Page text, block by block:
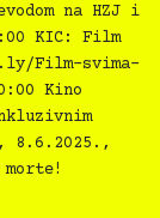
na HZJ i
KIC: Film
Film-svima-
Kino
8.6.2025.,